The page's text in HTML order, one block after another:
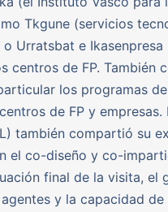
Tkgune (servicios
Urratsbat e
centros de FP. También
los programas
de FP y empresas.
también compartió su
el co-diseño y co-
final de la visita, el
y la capacidad de